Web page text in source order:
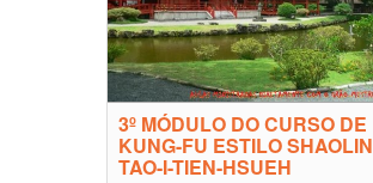
3º MÓDULO DO CURSO DE
KUNG-FU ESTILO SHAOLIN
TAO-I-TIEN-HSUEH